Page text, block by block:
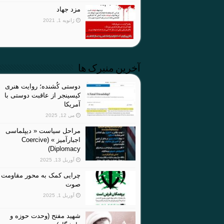
مزد جهاد
ژانویه 1, 2021
آخرین منبرک ها
دوستی کُشنده؛ روایت هنری
کیسینجر از عاقبت دوستی با
آمریکا
می 12, 2025
مراحل سیاست « دیپلماسی
اجبارآمیز » (Coercive
Diplomacy)
آوریل 13, 2025
چرایی کمک به محور
صوت
آوریل 1, 2025
شهید مفتح (وحدت حوزه و